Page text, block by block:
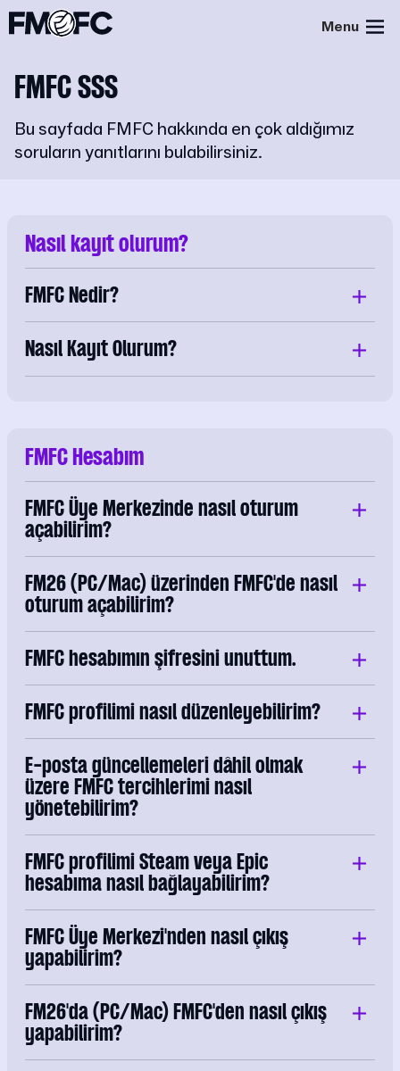
Menu
FMFC SSS
Bu sayfada FMFC hakkında en çok aldığımız
soruların yanıtlarını bulabilirsiniz.
Nasıl kayıt olurum?
FMFC Nedir?
Nasıl Kayıt Olurum?
FMFC Hesabım
FMFC Üye Merkezinde nasıl oturum
açabilirim?
FM26 (PC/Mac) üzerinden FMFC'de nasıl
oturum açabilirim?
FMFC hesabımın şifresini unuttum.
FMFC profilimi nasıl düzenleyebilirim?
E-posta güncellemeleri dâhil olmak
üzere FMFC tercihlerimi nasıl
yönetebilirim?
FMFC profilimi Steam veya Epic
hesabıma nasıl bağlayabilirim?
FMFC Üye Merkezi'nden nasıl çıkış
yapabilirim?
FM26'da (PC/Mac) FMFC'den nasıl çıkış
yapabilirim?